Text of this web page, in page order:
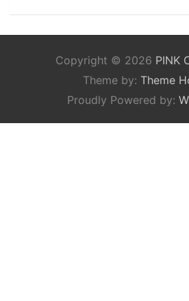
Copyright © 2026 PINK
Theme by: Theme
Proudly Powered by: